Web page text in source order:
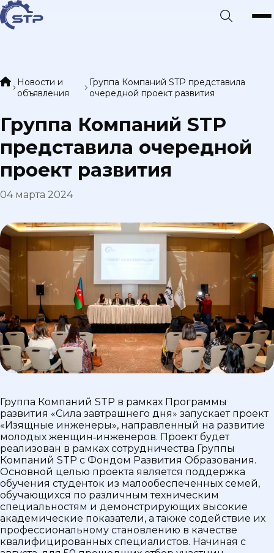
Новости и
объявления
Группа Компаний STP представила
очередной проект развития
Группа Компаний STP
представила очередной
проект развития
04 марта 2024
Группа Компаний STP в рамках Программы
развития «Сила завтрашнего дня» запускает проект
«Изящные инженеры», направленный на развитие
молодых женщин‑инженеров. Проект будет
реализован в рамках сотрудничества Группы
Компаний STP с Фондом Развития Образования.
Основной целью проекта является поддержка
обучения студенток из малообеспеченных семей,
обучающихся по различным техническим
специальностям и демонстрирующих высокие
академические показатели, а также содействие их
профессиональному становлению в качестве
квалифицированных специалистов. Начиная с